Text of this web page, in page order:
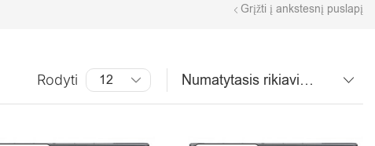
Grįžti į ankstesnį puslapį
Rodyti